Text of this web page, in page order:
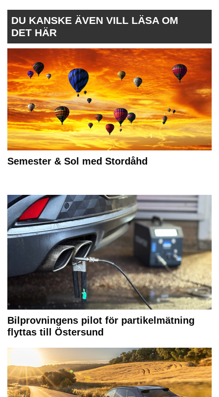
DU KANSKE ÄVEN VILL LÄSA OM
DET HÄR
Semester & Sol med Stordåhd
Bilprovningens pilot för partikelmätning
flyttas till Östersund